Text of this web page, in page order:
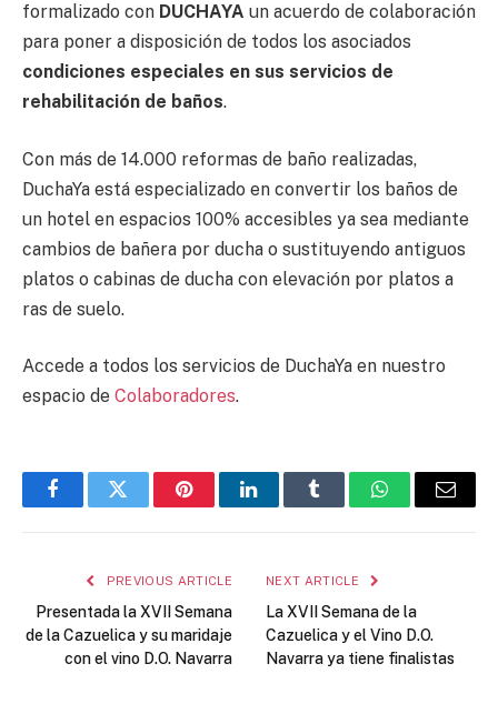
formalizado con DUCHAYA un acuerdo de colaboración
para poner a disposición de todos los asociados
condiciones especiales en sus servicios de
rehabilitación de baños.
Con más de 14.000 reformas de baño realizadas,
DuchaYa está especializado en convertir los baños de
un hotel en espacios 100% accesibles ya sea mediante
cambios de bañera por ducha o sustituyendo antiguos
platos o cabinas de ducha con elevación por platos a
ras de suelo.
Accede a todos los servicios de DuchaYa en nuestro
espacio de Colaboradores.
FacebookTwitter PinterestLinkedInTumblr WhatsAppEmail
PREVIOUS ARTICLE
Presentada la XVII Semana
de la Cazuelica y su maridaje
con el vino D.O. Navarra
NEXT ARTICLE
La XVII Semana de la
Cazuelica y el Vino D.O.
Navarra ya tiene finalistas